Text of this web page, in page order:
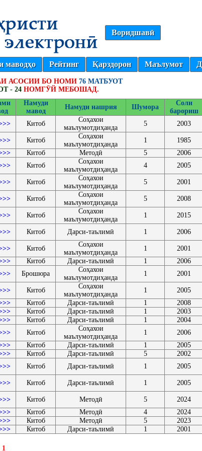
Воридшавӣ
маводҳо Рейтинг Қарздорон Маълумот
АСОСИИ БО НОМИ 76 МАТБУОТ
- 24НОМГӮЙ МЕБОШАД.
Намуди
мавод
Намуди нашрия Шумора
Соли
барориш
Китоб
Соҳахои
маълумотдиҳанда
5 2003
Китоб
Соҳахои
маълумотдиҳанда
1 1985
Китоб Методӣ 5 2006
Китоб
Соҳахои
маълумотдиҳанда
4 2005
Китоб
Соҳахои
маълумотдиҳанда
5 2001
Китоб
Соҳахои
маълумотдиҳанда
5 2008
Китоб
Соҳахои
маълумотдиҳанда
1 2015
Китоб Дарси-таълимӣ 1 2006
Китоб
Соҳахои
маълумотдиҳанда
1 2001
Китоб Дарси-таълимӣ 1 2006
Брошюра
Соҳахои
маълумотдиҳанда
1 2001
Китоб
Соҳахои
маълумотдиҳанда
1 2005
Китоб Дарси-таълимӣ 1 2008
Китоб Дарси-таълимӣ 1 2003
Китоб Дарси-таълимӣ 1 2004
Китоб
Соҳахои
маълумотдиҳанда
1 2006
Китоб Дарси-таълимӣ 1 2005
Китоб Дарси-таълимӣ 5 2002
Китоб Дарси-таълимӣ 1 2005
Китоб Дарси-таълимӣ 1 2005
Китоб Методӣ 5 2024
Китоб Методӣ 4 2024
Китоб Методӣ 5 2023
Китоб Дарси-таълимӣ 1 2001
1